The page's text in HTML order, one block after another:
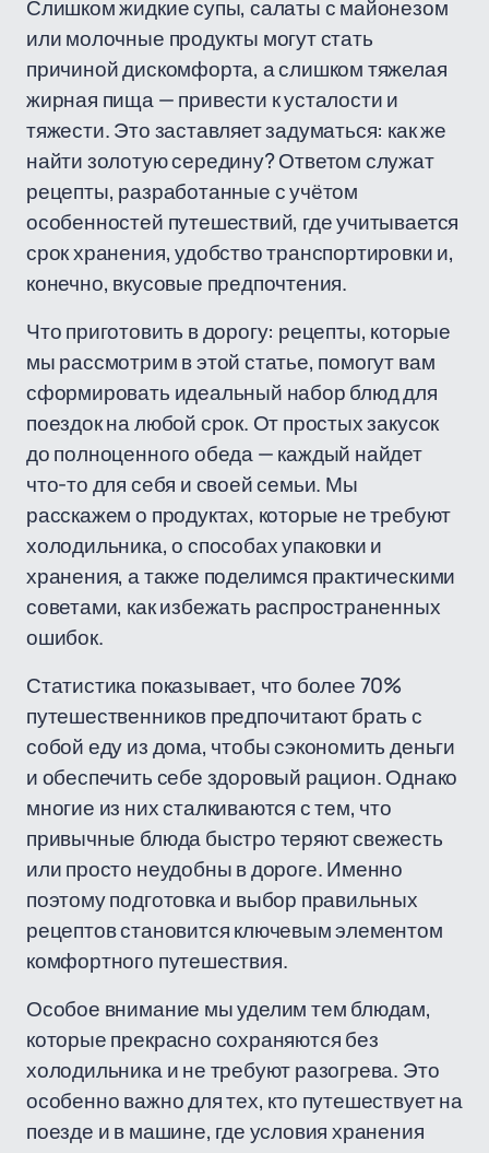
Слишком жидкие супы, салаты с майонезом
или молочные продукты могут стать
причиной дискомфорта, а слишком тяжелая
жирная пища — привести к усталости и
тяжести. Это заставляет задуматься: как же
найти золотую середину? Ответом служат
рецепты, разработанные с учётом
особенностей путешествий, где учитывается
срок хранения, удобство транспортировки и,
конечно, вкусовые предпочтения.
Что приготовить в дорогу: рецепты, которые
мы рассмотрим в этой статье, помогут вам
сформировать идеальный набор блюд для
поездок на любой срок. От простых закусок
до полноценного обеда — каждый найдет
что-то для себя и своей семьи. Мы
расскажем о продуктах, которые не требуют
холодильника, о способах упаковки и
хранения, а также поделимся практическими
советами, как избежать распространенных
ошибок.
Статистика показывает, что более 70%
путешественников предпочитают брать с
собой еду из дома, чтобы сэкономить деньги
и обеспечить себе здоровый рацион. Однако
многие из них сталкиваются с тем, что
привычные блюда быстро теряют свежесть
или просто неудобны в дороге. Именно
поэтому подготовка и выбор правильных
рецептов становится ключевым элементом
комфортного путешествия.
Особое внимание мы уделим тем блюдам,
которые прекрасно сохраняются без
холодильника и не требуют разогрева. Это
особенно важно для тех, кто путешествует на
поезде и в машине, где условия хранения